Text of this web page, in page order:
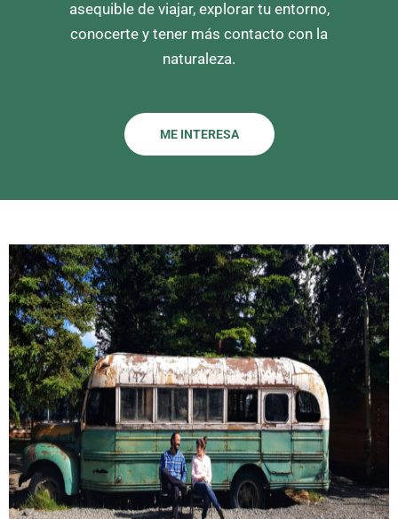
asequible de viajar, explorar tu entorno,
conocerte y tener más contacto con la
naturaleza.
ME INTERESA